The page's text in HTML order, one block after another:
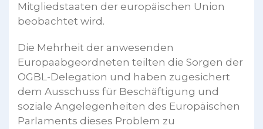
Mitgliedstaaten der europäischen Union
beobachtet wird.
Die Mehrheit der anwesenden
Europaabgeordneten teilten die Sorgen der
OGBL-Delegation und haben zugesichert
dem Ausschuss für Beschäftigung und
soziale Angelegenheiten des Europäischen
Parlaments dieses Problem zu